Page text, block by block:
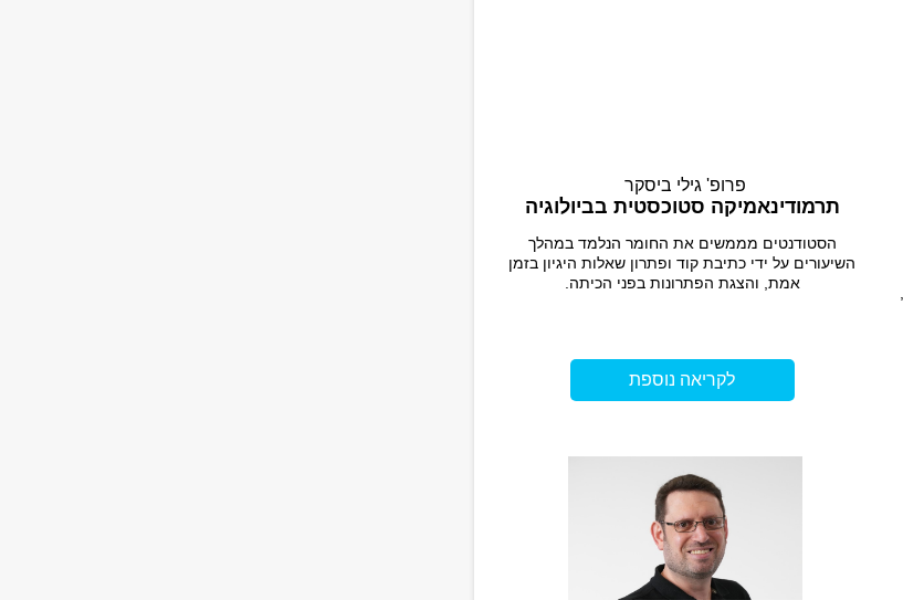
פרופ' גילי ביסקר
תרמודינאמיקה סטוכסטית בביולוגיה
הסטודנטים מממשים את החומר הנלמד במהלך
השיעורים על ידי כתיבת קוד ופתרון שאלות היגיון בזמן
אמת, והצגת הפתרונות בפני הכיתה.
לקריאה נוספת